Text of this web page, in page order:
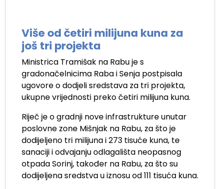
Više od četiri milijuna kuna za
još tri projekta
Ministrica Tramišak na Rabu je s
gradonačelnicima Raba i Senja postpisala
ugovore o dodjeli sredstava za tri projekta,
ukupne vrijednosti preko četiri milijuna kuna.
Riječ je o gradnji nove infrastrukture unutar
poslovne zone Mišnjak na Rabu, za što je
dodijeljeno tri milijuna i 273 tisuće kuna, te
sanaciji i odvajanju odlagališta neopasnog
otpada Sorinj, također na Rabu, za što su
dodijeljena sredstva u iznosu od 111 tisuća kuna.